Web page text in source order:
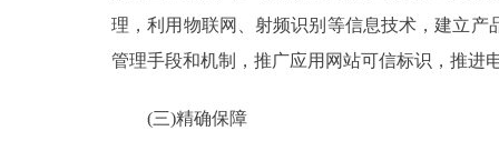
理，利用物联网、射频识别等信息技术，建立
管理手段和机制，推广应用网站可信标识，推进
(三)精确保障